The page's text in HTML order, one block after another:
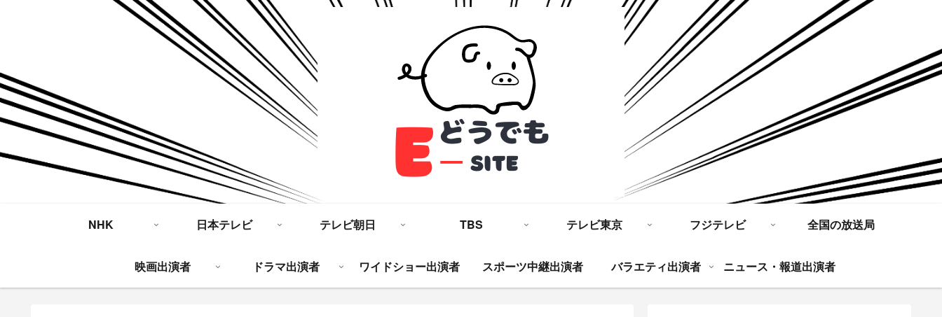
NHK 日本テレビ テレビ朝日 TBS テレビ東京 フジテレビ 全国の放送局
映画出演者 ドラマ出演者 ワイドショー出演者 スポーツ中継出演者 バラエティ出演者 ニュース・報道出演者